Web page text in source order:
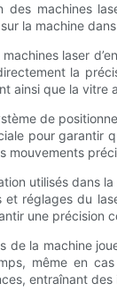
des machines
la machine
laser
la
ainsi que la
de
pour garantir
mouvements
utilisés dans
réglages du
une précision
la machine
même en
entraînant